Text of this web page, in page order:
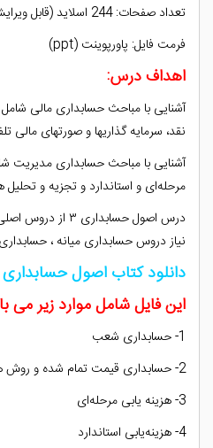
تعداد صفحات: 244 اسلاید (قابل ویرایش)
فرمت فایل: پاورپوینت (ppt)
اهداف درس:
آشنایی با مباحث حسابداری مالی
نقد، سرمایه‌ گذاریها و صورتهای مالی
آشنایی با مباحث حسابداری مدیریت
مرحله‌ای و استاندارد و تجزیه و
درس اصول
نیاز دروس حسابداری میانه ،
دانلود کتاب اصول حسابداری 3
این فایل شامل موارد زیر می
1- حسابداری شعب
2- حسابداری قیمت تمام شده و روش هزینه‌ یاب سفارش کار
3- هزینه‌ یابی مرحله‌ای
4- هزینه‌یابی استاندارد